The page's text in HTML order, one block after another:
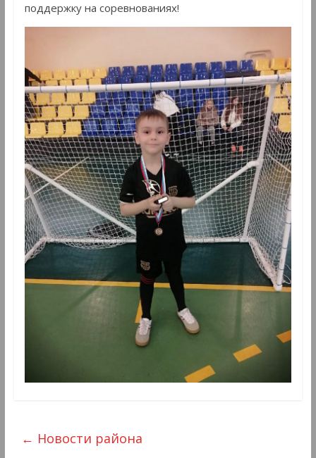
поддержку на соревнованиях!
← Новости района